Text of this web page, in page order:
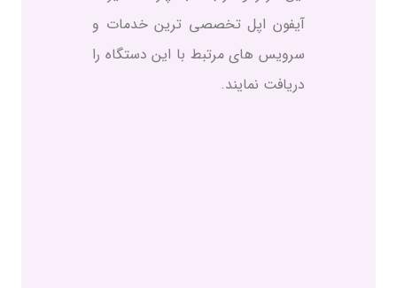
آیفون اپل تخصصی ترین خدمات و
سرویس های مرتبط با این دستگاه را
دریافت نمایند.